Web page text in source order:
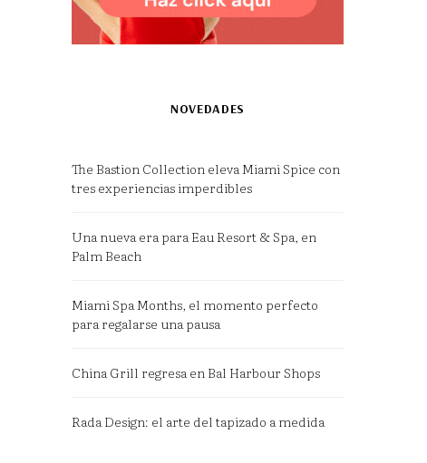
NOVEDADES
The Bastion Collection eleva Miami Spice con
tres experiencias imperdibles
Una nueva era para Eau Resort & Spa, en
Palm Beach
Miami Spa Months, el momento perfecto
para regalarse una pausa
China Grill regresa en Bal Harbour Shops
Rada Design: el arte del tapizado a medida